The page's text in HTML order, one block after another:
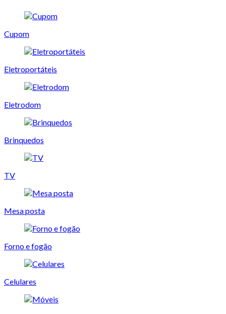
Cupom
Eletroportáteis
Eletrodom
Brinquedos
TV
Mesa posta
Forno e fogão
Celulares